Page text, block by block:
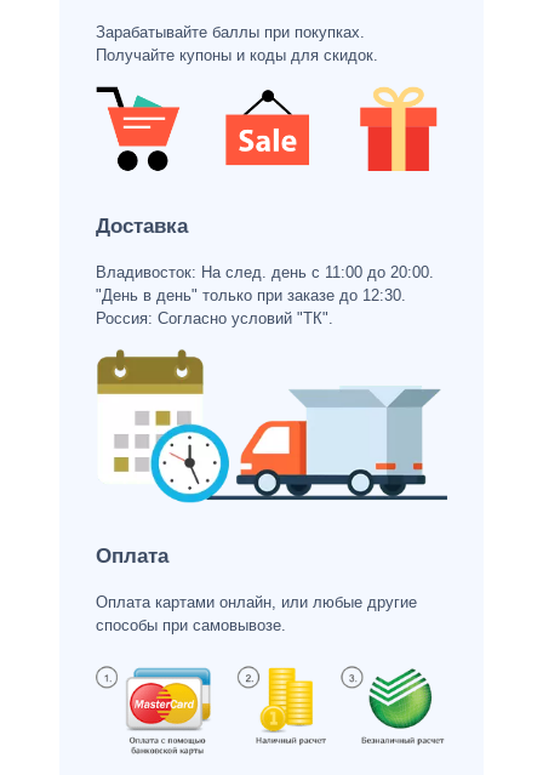
Зарабатывайте баллы при покупках.
Получайте купоны и коды для скидок.
Доставка
Владивосток: На след. день с 11:00 до 20:00.
"День в день" только при заказе до 12:30.
Россия: Согласно условий "ТК".
Оплата
Оплата картами онлайн, или любые другие
способы при самовывозе.